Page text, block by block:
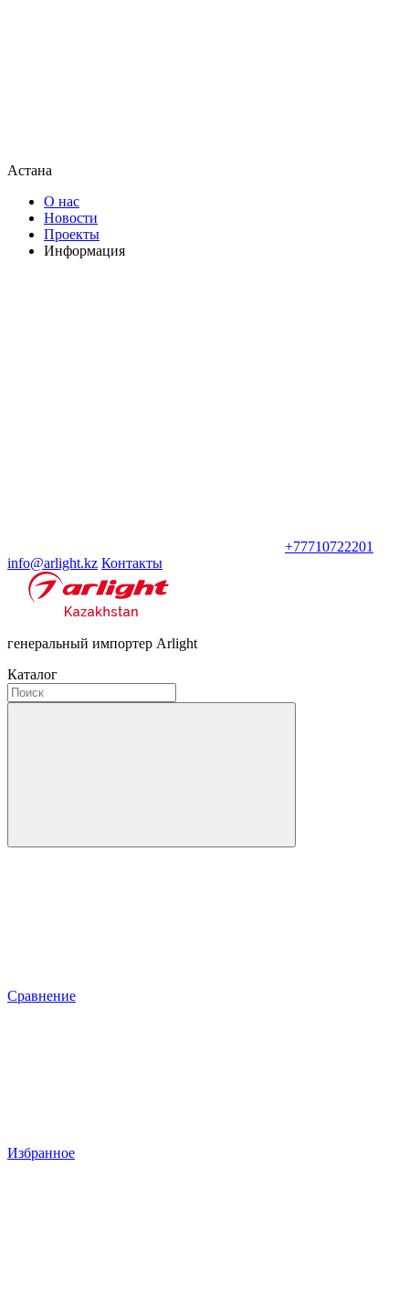
Астана
О нас
Новости
Проекты
Информация
+77710722201
info@arlight.kz Контакты
генеральный импортер Arlight
Каталог
Сравнение
Избранное